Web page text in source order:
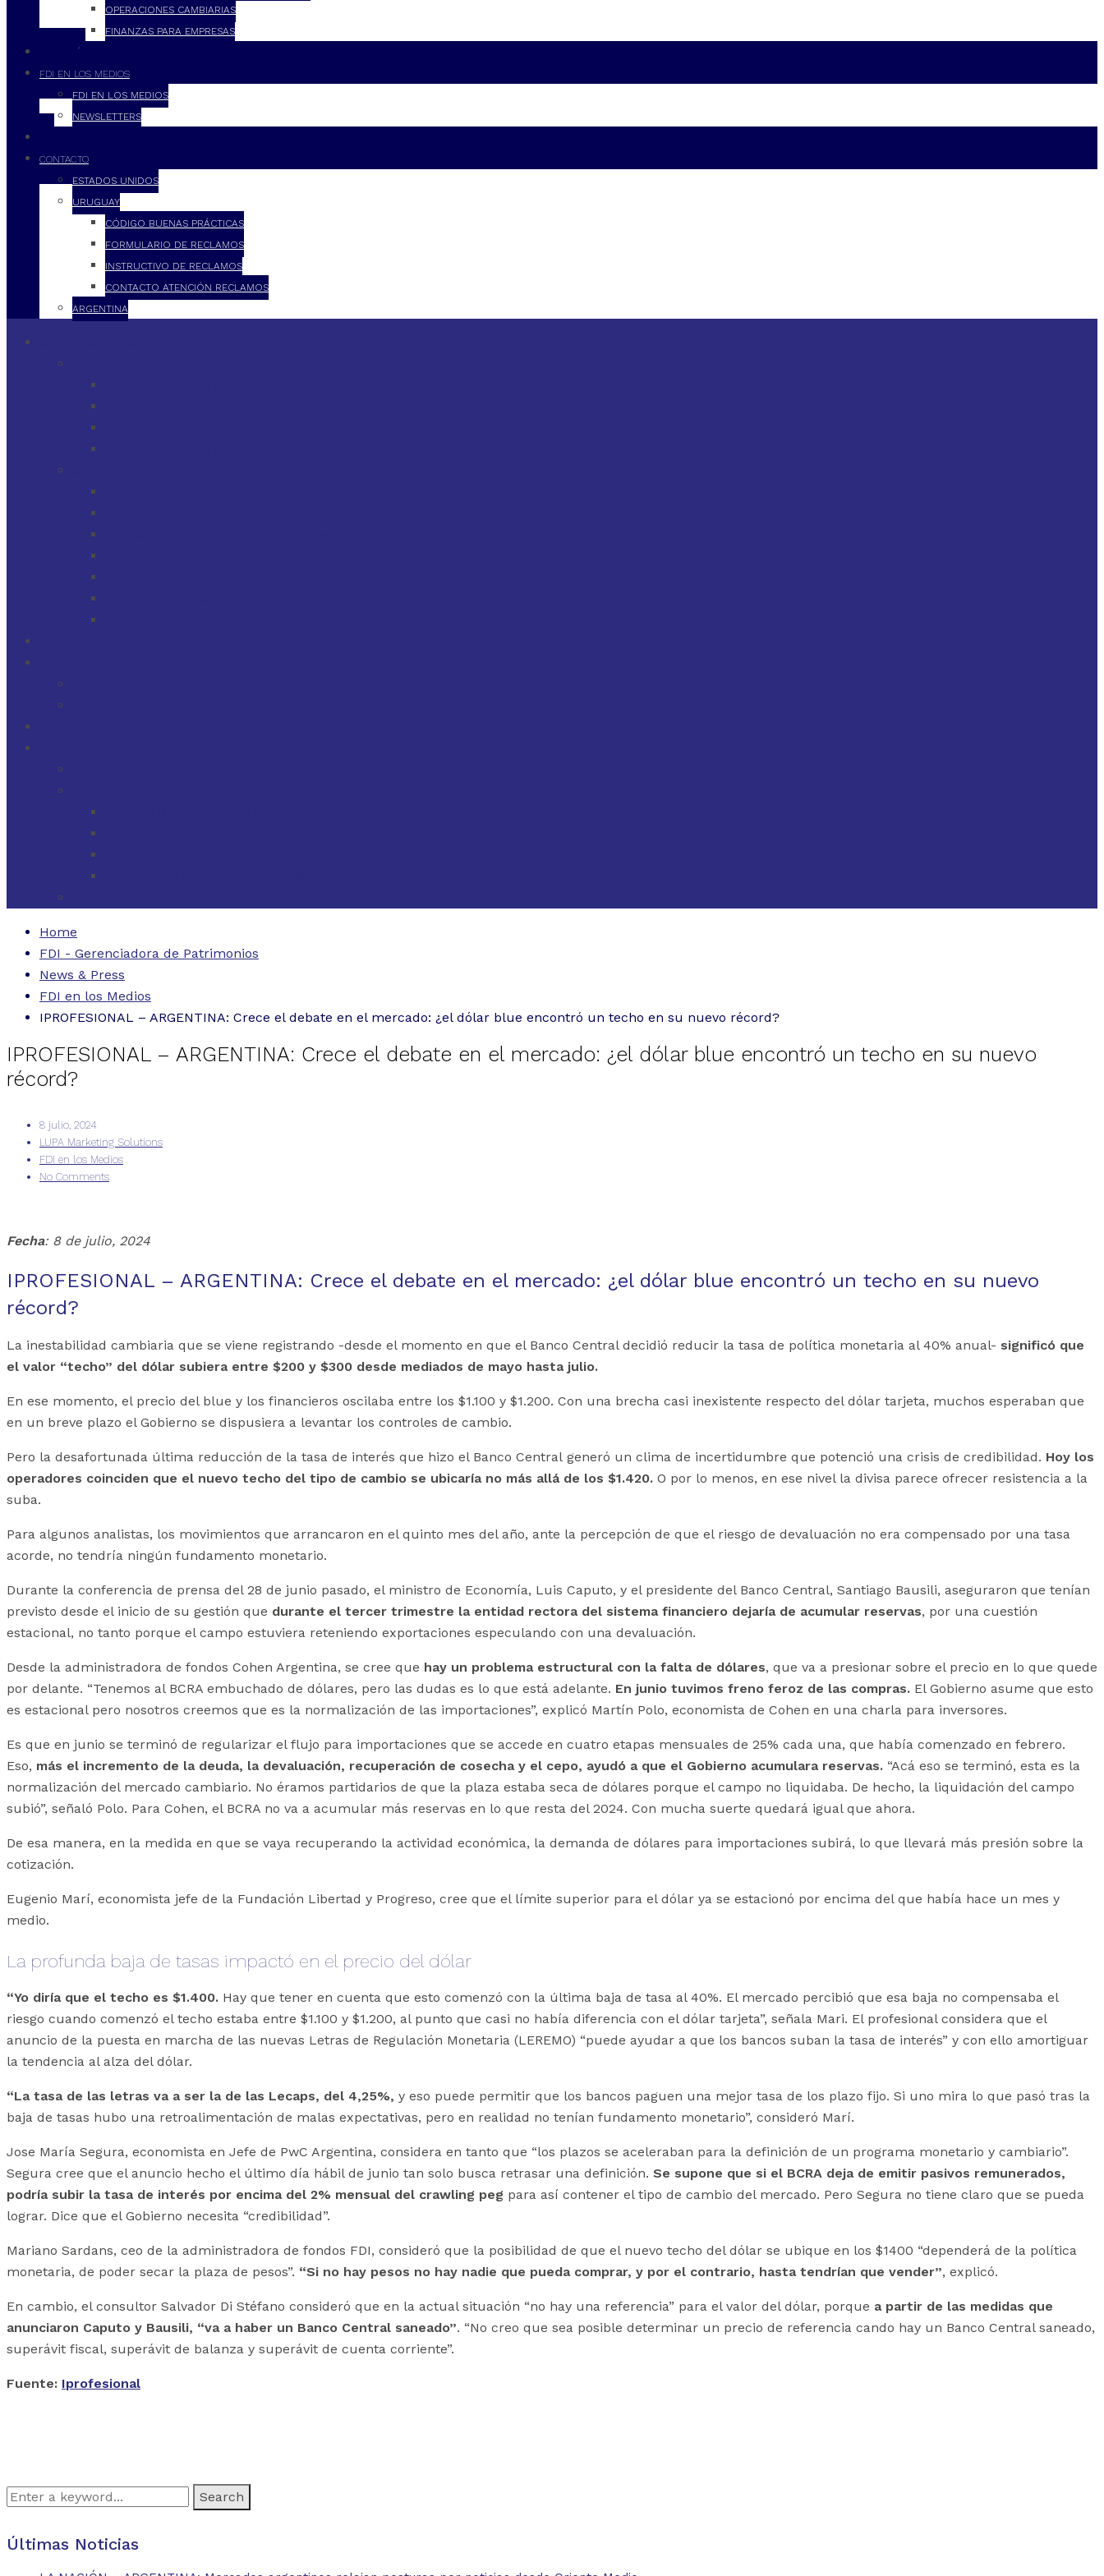
OPERACIONES CAMBIARIAS
FINANZAS PARA EMPRESAS
FILOSOFÍA
FDI EN LOS MEDIOS
FDI EN LOS MEDIOS
NEWSLETTERS
CONTACTO
ESTADOS UNIDOS
URUGUAY
CÓDIGO BUENAS PRÁCTICAS
FORMULARIO DE RECLAMOS
INSTRUCTIVO DE RECLAMOS
CONTACTO ATENCIÓN RECLAMOS
ARGENTINA
Home
FDI - Gerenciadora de Patrimonios
News & Press
FDI en los Medios
IPROFESIONAL – ARGENTINA: Crece el debate en el mercado: ¿el dólar blue encontró un techo en su nuevo récord?
IPROFESIONAL – ARGENTINA: Crece el debate en el mercado: ¿el dólar blue encontró un techo en su nuevo
récord?
8 julio, 2024
LUPA Marketing Solutions
FDI en los Medios
No Comments
Fecha: 8 de julio, 2024
IPROFESIONAL – ARGENTINA: Crece el debate en el mercado: ¿el dólar blue encontró un techo en su nuevo
récord?
La inestabilidad cambiaria que se viene registrando -desde el momento en que el Banco Central decidió reducir la tasa de política monetaria al 40% anual- significó que
el valor “techo” del dólar subiera entre $200 y $300 desde mediados de mayo hasta julio.
En ese momento, el precio del blue y los financieros oscilaba entre los $1.100 y $1.200. Con una brecha casi inexistente respecto del dólar tarjeta, muchos esperaban que
en un breve plazo el Gobierno se dispusiera a levantar los controles de cambio.
Pero la desafortunada última reducción de la tasa de interés que hizo el Banco Central generó un clima de incertidumbre que potenció una crisis de credibilidad. Hoy los
operadores coinciden que el nuevo techo del tipo de cambio se ubicaría no más allá de los $1.420. O por lo menos, en ese nivel la divisa parece ofrecer resistencia a la
suba.
Para algunos analistas, los movimientos que arrancaron en el quinto mes del año, ante la percepción de que el riesgo de devaluación no era compensado por una tasa
acorde, no tendría ningún fundamento monetario.
Durante la conferencia de prensa del 28 de junio pasado, el ministro de Economía, Luis Caputo, y el presidente del Banco Central, Santiago Bausili, aseguraron que tenían
previsto desde el inicio de su gestión que durante el tercer trimestre la entidad rectora del sistema financiero dejaría de acumular reservas, por una cuestión
estacional, no tanto porque el campo estuviera reteniendo exportaciones especulando con una devaluación.
Desde la administradora de fondos Cohen Argentina, se cree que hay un problema estructural con la falta de dólares, que va a presionar sobre el precio en lo que quede
por delante. “Tenemos al BCRA embuchado de dólares, pero las dudas es lo que está adelante. En junio tuvimos freno feroz de las compras. El Gobierno asume que esto
es estacional pero nosotros creemos que es la normalización de las importaciones”, explicó Martín Polo, economista de Cohen en una charla para inversores.
Es que en junio se terminó de regularizar el flujo para importaciones que se accede en cuatro etapas mensuales de 25% cada una, que había comenzado en febrero.
Eso, más el incremento de la deuda, la devaluación, recuperación de cosecha y el cepo, ayudó a que el Gobierno acumulara reservas. “Acá eso se terminó, esta es la
normalización del mercado cambiario. No éramos partidarios de que la plaza estaba seca de dólares porque el campo no liquidaba. De hecho, la liquidación del campo
subió”, señaló Polo. Para Cohen, el BCRA no va a acumular más reservas en lo que resta del 2024. Con mucha suerte quedará igual que ahora.
De esa manera, en la medida en que se vaya recuperando la actividad económica, la demanda de dólares para importaciones subirá, lo que llevará más presión sobre la
cotización.
Eugenio Marí, economista jefe de la Fundación Libertad y Progreso, cree que el límite superior para el dólar ya se estacionó por encima del que había hace un mes y
medio.
La profunda baja de tasas impactó en el precio del dólar
“Yo diría que el techo es $1.400. Hay que tener en cuenta que esto comenzó con la última baja de tasa al 40%. El mercado percibió que esa baja no compensaba el
riesgo cuando comenzó el techo estaba entre $1.100 y $1.200, al punto que casi no había diferencia con el dólar tarjeta”, señala Mari. El profesional considera que el
anuncio de la puesta en marcha de las nuevas Letras de Regulación Monetaria (LEREMO) “puede ayudar a que los bancos suban la tasa de interés” y con ello amortiguar
la tendencia al alza del dólar.
“La tasa de las letras va a ser la de las Lecaps, del 4,25%, y eso puede permitir que los bancos paguen una mejor tasa de los plazo fijo. Si uno mira lo que pasó tras la
baja de tasas hubo una retroalimentación de malas expectativas, pero en realidad no tenían fundamento monetario”, consideró Marí.
Jose María Segura, economista en Jefe de PwC Argentina, considera en tanto que “los plazos se aceleraban para la definición de un programa monetario y cambiario”.
Segura cree que el anuncio hecho el último día hábil de junio tan solo busca retrasar una definición. Se supone que si el BCRA deja de emitir pasivos remunerados,
podría subir la tasa de interés por encima del 2% mensual del crawling peg para así contener el tipo de cambio del mercado. Pero Segura no tiene claro que se pueda
lograr. Dice que el Gobierno necesita “credibilidad”.
Mariano Sardans, ceo de la administradora de fondos FDI, consideró que la posibilidad de que el nuevo techo del dólar se ubique en los $1400 “dependerá de la política
monetaria, de poder secar la plaza de pesos”. “Si no hay pesos no hay nadie que pueda comprar, y por el contrario, hasta tendrían que vender”, explicó.
En cambio, el consultor Salvador Di Stéfano consideró que en la actual situación “no hay una referencia” para el valor del dólar, porque a partir de las medidas que
anunciaron Caputo y Bausili, “va a haber un Banco Central saneado”. “No creo que sea posible determinar un precio de referencia cando hay un Banco Central saneado,
superávit fiscal, superávit de balanza y superávit de cuenta corriente”.
Fuente: Iprofesional
Search
Últimas Noticias